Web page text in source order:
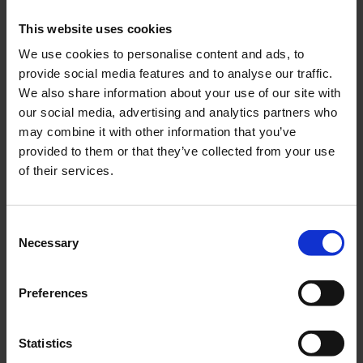
This website uses cookies
We use cookies to personalise content and ads, to
provide social media features and to analyse our traffic.
We also share information about your use of our site with
our social media, advertising and analytics partners who
may combine it with other information that you’ve
provided to them or that they’ve collected from your use
of their services.
Necessary
Preferences
Statistics
Bensinkran M16 Rak
Crescent/MCB Universal
Typ II
a-119b
95
KÖP
Bensinkran M16x1 vinklad
Universal
02-24-201
95
KÖP